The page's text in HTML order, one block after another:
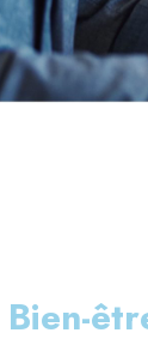
Bien-